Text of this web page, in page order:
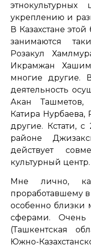
укреплению и
В Казахстане
занимаются
Розакул
Икрамжан
многие другие.
деятельность
Акан Ташметов,
Катира
другие. Кстати,
районе
действует
культурный центр.
Мне лично,
проработавшему
особенно близки
сферами.
(Ташкентская
Южно-